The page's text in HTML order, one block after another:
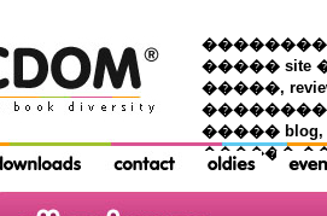
���������
����� site
�����,
����� blog,
������